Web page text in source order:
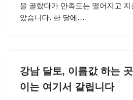
을 골랐다가 만족도는 떨어지고
았습니다. 한 달에…
강남 달토, 이름값 하는
이는 여기서 갈립니다